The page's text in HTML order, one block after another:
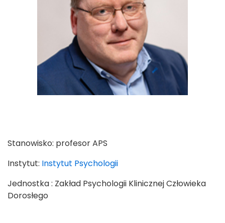
Stanowisko: profesor APS
Instytut: Instytut Psychologii
Jednostka : Zakład Psychologii Klinicznej Człowieka
Dorosłego